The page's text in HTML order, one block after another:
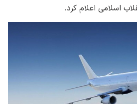
اسلامی اعلام کرد.